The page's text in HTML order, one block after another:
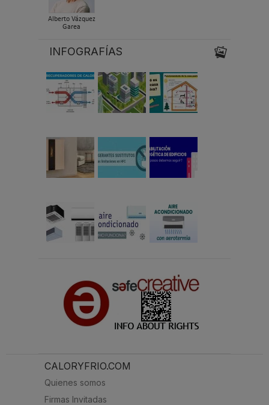
Alberto Vázquez
Garea
INFOGRAFÍAS
CALORYFRIO.COM
Quienes somos
Firmas Invitadas